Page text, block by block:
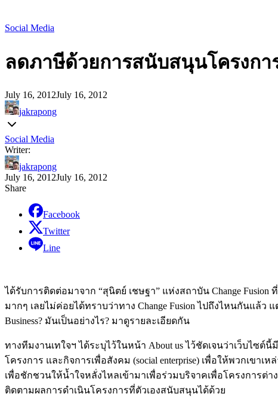
Social Media
ลดภาษีด้วยการสนับสนุนโครงกา
July 16, 2012July 16, 2012
jakrapong
Social Media
Writer:
jakrapong
July 16, 2012July 16, 2012
Share
Facebook
Twitter
Line
ได้รับการติดต่อมาจาก “สุนิตย์ เชษฐา” แห่งสถาบัน Change
มากๆ เลยไม่ค่อยได้ทราบว่าทาง Change Fusion ไปถึงไหนกันแ
Business? มันเป็นอย่างไร? มาดูรายละเอียดกัน
ทางทีมงานเทใจฯ ได้ระบุไว้ในหน้า About us ไว้ชัดเจนว่าเว็บไซ
โครงการ และกิจการเพื่อสังคม (social enterprise) เพื่อให้พวกเข
เพื่อชักชวนให้น้ำใจหลั่งไหลเข้ามาเพื่อร่วมบริจาคเพื่อโครงการ
ติดตามผลการดำเนินโครงการที่ตัวเองสนับสนุนได้ด้วย